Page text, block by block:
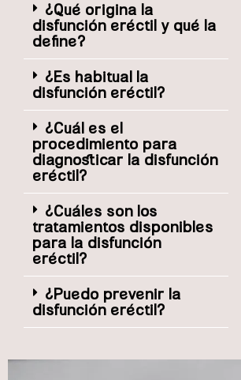
¿Qué origina la
disfunción eréctil y qué la
define?
¿Es habitual la
disfunción eréctil?
¿Cuál es el
procedimiento para
diagnosticar la disfunción
eréctil?
¿Cuáles son los
tratamientos disponibles
para la disfunción
eréctil?
¿Puedo prevenir la
disfunción eréctil?